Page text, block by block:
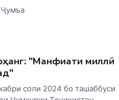
"Манфиати миллӣ
соли 2024 бо ташаббуси